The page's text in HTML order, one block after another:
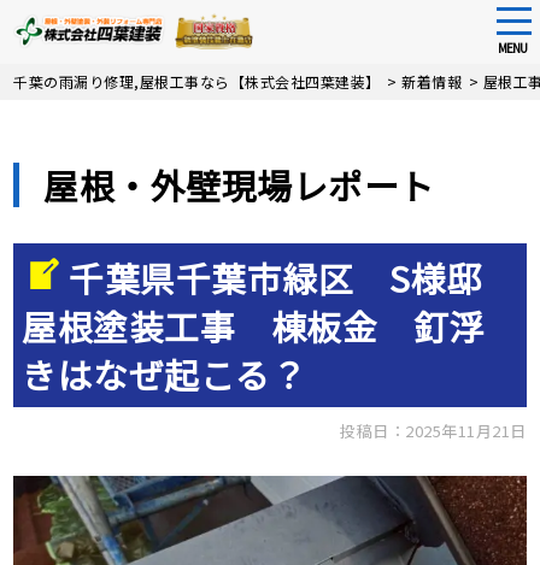
Skip
MENU
千葉の雨漏り修理,屋根工事なら【株式会社四葉建装】 >新着情報 > 屋根工
屋根・外壁現場レポート
千葉県千葉市緑区 S様邸
屋根塗装工事 棟板金 釘浮
きはなぜ起こる？
投稿日：2025年11月21日